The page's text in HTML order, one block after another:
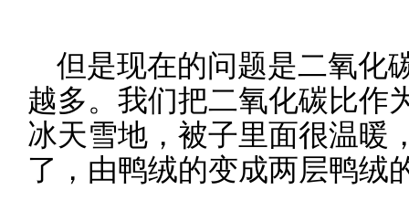
但是现在的问题是二氧化
越多。我们把二氧化碳比作
冰天雪地，被子里面很温暖
了，由鸭绒的变成两层鸭绒